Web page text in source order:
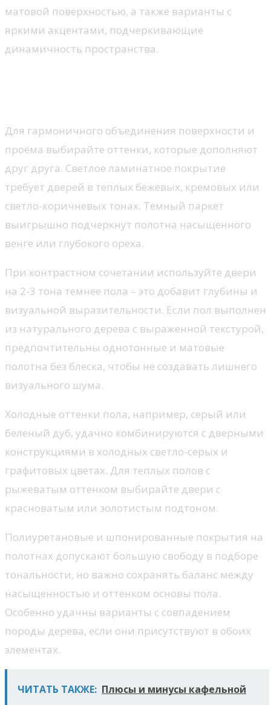
матовой поверхностью, а также варианты с
яркими акцентами, подчеркивающие
динамичность пространства.
Для гармоничного объединения поверхности и
проёма выбирайте оттенки, которые дополняют
друг друга. Светлое ламинатное покрытие
требует дверей в теплых бежевых, кремовых или
светло-коричневых тонах. Темный паркет
выигрышно подчеркнут полотна насыщенного
венге или глубокого ореха.
При контрастном сочетании используйте двери
на 2-3 тона темнее пола – это добавит глубины и
визуальной выразительности. Если пол выполнен
из натурального дерева с выраженной текстурой,
предпочтительны однотонные и матовые
полотна без блеска, чтобы не создавать лишнего
визуального шума.
Холодные оттенки пола, например, серый или
беленый дуб, удачно комбинируются с дверными
конструкциями в холодных светло-серых и
графитовых цветах. Для теплых полов с
рыжеватым оттенком выбирайте двери с
красноватым или золотистым подтоном.
Полиуретановые и шпонированные покрытия на
полотнах допускают большую свободу в подборе
тональности, но важно сохранять баланс между
насыщенностью и оттенком основы пола.
Особенно удачны варианты с совпадением
породы дерева, если они присутствуют в обоих
элементах.
ЧИТАТЬ ТАКЖЕ: Плюсы и минусы кафельной